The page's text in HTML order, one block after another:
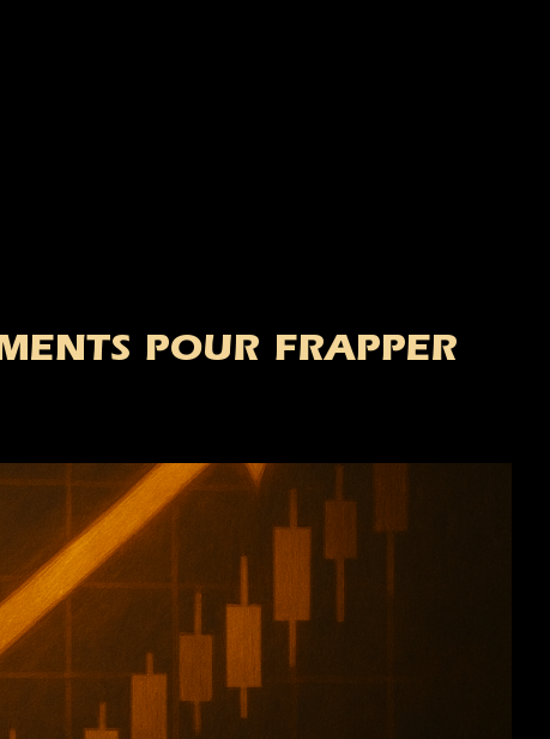
POUR FRAPPER